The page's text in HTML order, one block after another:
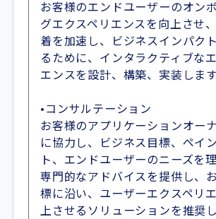
お客様のエンドユーザーのオン
グエクスペリエンスを向上させ
着を加速し、ビジネスインパク
るために、インタラクティブな
エンスを設計、構築、実装します
•コンサルテーション
お客様のアプリケーションオー
に協力し、ビジネス目標、ペイ
ト、エンドユーザーのニーズを理
専門的なアドバイスを提供し、
標に沿い、ユーザーエクスペリ
上させるソリューションを推奨し